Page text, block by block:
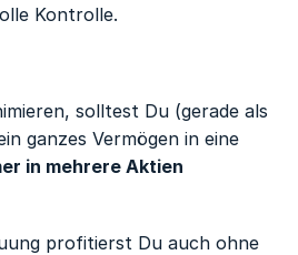
Kontrolle.
solltest Du (gerade als
ganzes Vermögen in eine
in mehrere Aktien
profitierst Du auch ohne